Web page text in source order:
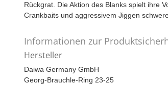
Rückgrat. Die Aktion des Blanks spielt ihre
Crankbaits und aggressivem Jiggen
Informationen zur
Hersteller
Daiwa Germany GmbH
Georg-Brauchle-Ring 23-25